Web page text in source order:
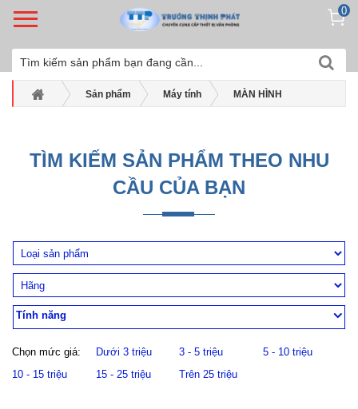
0
Sản phẩm Máy tính MÀN HÌNH
Màn hình máy tính ASUS ProArt Display PA278QV 27.0Inch
TÌM KIẾM SẢN PHẨM THEO NHU
CẦU CỦA BẠN
Tính năng
Chọn mức giá: Dưới 3 triệu 3 - 5 triệu
5 - 10 triệu
10 - 15 triệu
15 - 25 triệu Trên 25 triệu